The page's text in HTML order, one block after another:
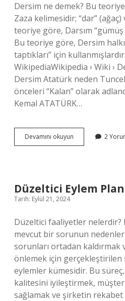
Dersim ne demek? Bu
Zaza kelimesidir; “dar” (ağaç)
teoriye göre, Darsım “gümüş
Bu teoriye göre, Dersim
taptıkları” için
WikipediaWikipedia › Wiki ›
Dersim Atatürk neden
önceleri “Kalan” olarak
Kemal ATATÜRK…
Devamını okuyun Tuncelinin
Eski
2
Düzeltici Eylem
Tarih: Eylül 21, 2024
Düzeltici faaliyetler nelerdir?
mevcut bir sorunun
sorunları ortadan kaldırmak
önlemek için gerçekleştirilen
eylemler kümesidir. Bu
kalitesini iyileştirmek,
sağlamak ve şirketin